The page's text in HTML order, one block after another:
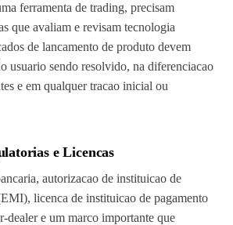
ferramenta de trading, precisam
que avaliam e revisam tecnologia
de lancamento de produto devem
usuario sendo resolvido, na diferenciacao
e em qualquer tracao inicial ou
e Licencas
autorizacao de instituicao de
licenca de instituicao de pagamento
dealer e um marco importante que